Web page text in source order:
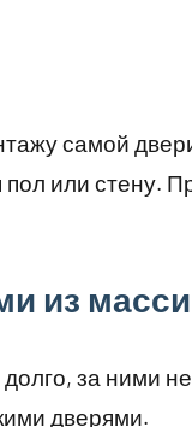
самой
пол или стену.
из
за ними
дверями.